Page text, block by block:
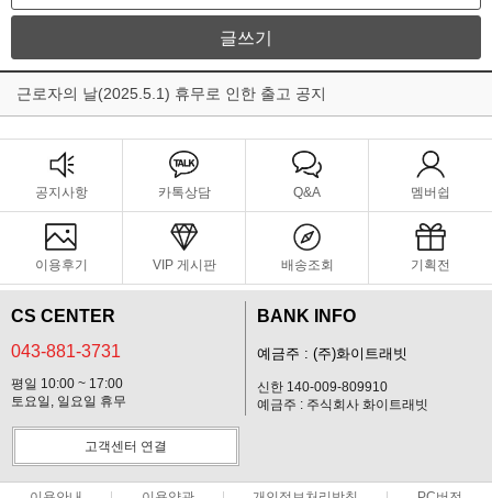
글쓰기
근로자의 날(2025.5.1) 휴무로 인한 출고 공지
공지사항 카톡상담 Q&A 멤버쉽
이용후기 VIP 게시판 배송조회 기획전
CS CENTER
043-881-3731
평일 10:00 ~ 17:00
토요일, 일요일 휴무
BANK INFO
예금주 : (주)화이트래빗
신한 140-009-809910
예금주 : 주식회사 화이트래빗
고객센터 연결